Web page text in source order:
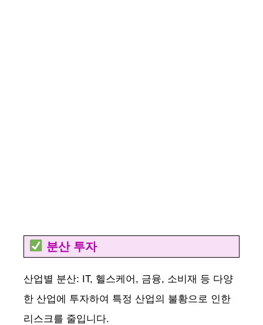
분산 투자
산업별 분산: IT, 헬스케어, 금융, 소비재 등 다양
한 산업에 투자하여 특정 산업의 불황으로 인한
리스크를 줄입니다.